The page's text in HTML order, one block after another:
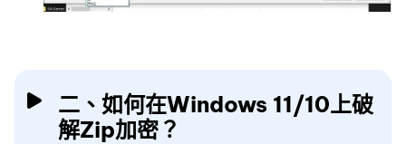
二、如何在Windows 11/10上破
解Zip加密？